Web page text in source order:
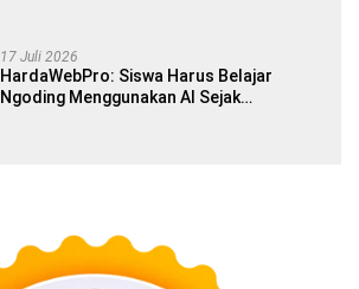
17 Juli 2026
HardaWebPro: Siswa Harus Belajar
Ngoding Menggunakan AI Sejak